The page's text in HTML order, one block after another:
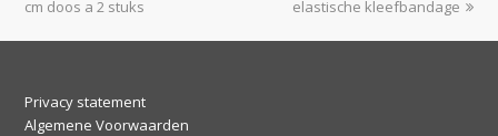
post:
cm doos a 2 stuks
post:
elastische kleefbandage
Privacy statement
Algemene Voorwaarden